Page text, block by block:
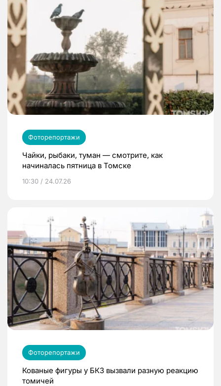
Фоторепортажи
Чайки, рыбаки, туман — смотрите, как
начиналась пятница в Томске
10:30 / 24.07.26
Фоторепортажи
Кованые фигуры у БКЗ вызвали разную реакцию
томичей